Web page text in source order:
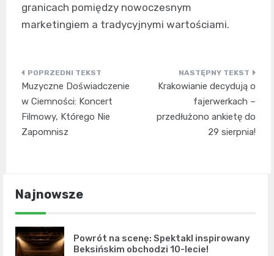
granicach pomiędzy nowoczesnym
marketingiem a tradycyjnymi wartościami.
Nawigacja
wpisu
Muzyczne Doświadczenie
w Ciemności: Koncert
Filmowy, Którego Nie
Zapomnisz
Krakowianie decydują o
fajerwerkach –
przedłużono ankietę do
29 sierpnia!
Najnowsze
Powrót na scenę: Spektakl inspirowany
Beksińskim obchodzi 10-lecie!